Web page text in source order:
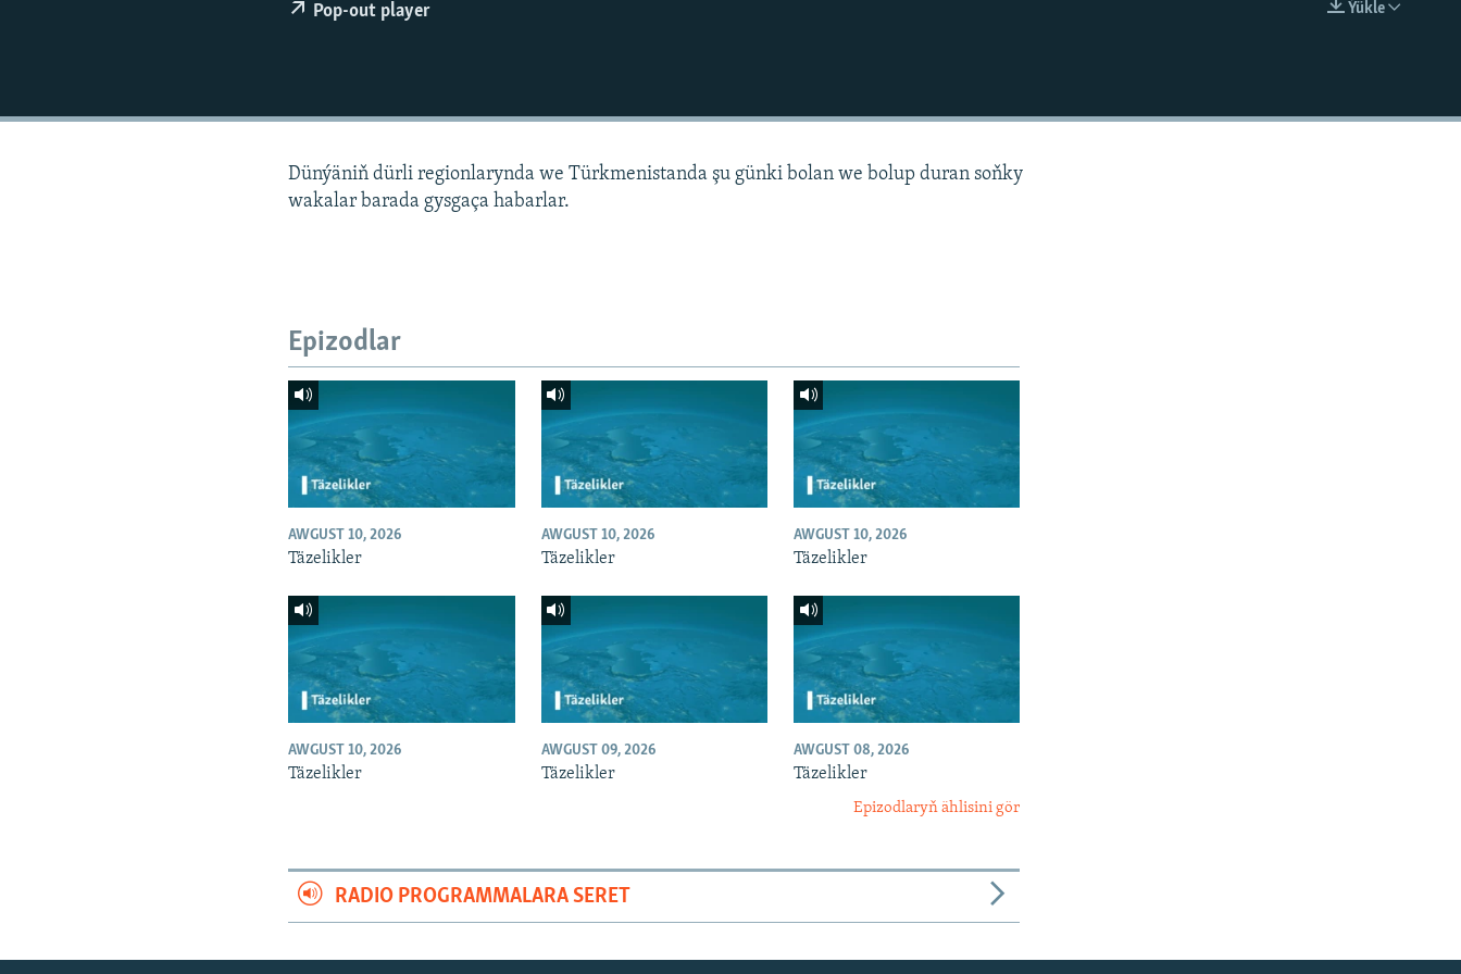
Ýükle
Pop-out player
Dünýäniň dürli regionlarynda we Türkmenistanda şu günki bolan we bolup duran soňky
wakalar barada gysgaça habarlar.
Epizodlar
AWGUST 10, 2026
Täzelikler
AWGUST 10, 2026
Täzelikler
AWGUST 10, 2026
Täzelikler
AWGUST 10, 2026
Täzelikler
AWGUST 09, 2026
Täzelikler
AWGUST 08, 2026
Täzelikler
Epizodlaryň ählisini gör
RADIO PROGRAMMALARA SERET